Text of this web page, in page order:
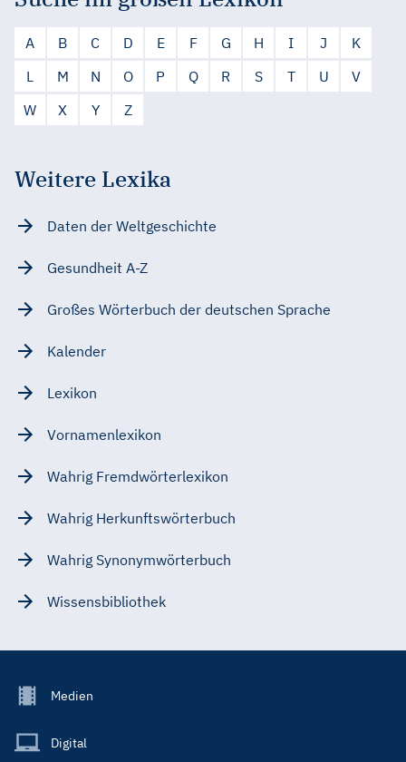
A B C D E F G H I J
K
L
M N O P Q R S T U
V
W
X Y Z
Weitere Lexika
Daten der Weltgeschichte
Gesundheit A-Z
Großes Wörterbuch der deutschen Sprache
Kalender
Lexikon
Vornamenlexikon
Wahrig Fremdwörterlexikon
Wahrig Herkunftswörterbuch
Wahrig Synonymwörterbuch
Wissensbibliothek
Footer
Main
Medien
Digital